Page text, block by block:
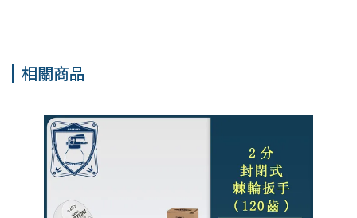
相關商品